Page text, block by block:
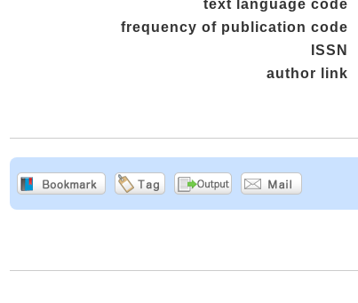
text language code
frequency of publication code
ISSN
author link